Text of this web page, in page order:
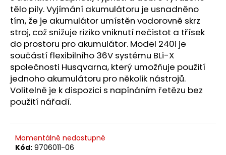
tělo pily. Vyjímání akumulátoru je usnadněno
tím, že je akumulátor umístěn vodorovně skrz
stroj, což snižuje riziko vniknutí nečistot a třísek
do prostoru pro akumulátor. Model 240i je
součástí flexibilního 36V systému BLi-X
společnosti Husqvarna, který umožňuje použití
jednoho akumulátoru pro několik nástrojů.
Volitelně je k dispozici s napínáním řetězu bez
použití nářadí.
Momentálně nedostupné
Kód: 9706011-06
D
o
p
o
r
u
č
u
j
e
m
e